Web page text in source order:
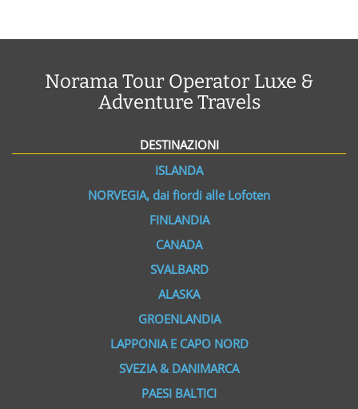
Norama Tour Operator Luxe &
Adventure Travels
DESTINAZIONI
ISLANDA
NORVEGIA, dai fiordi alle Lofoten
FINLANDIA
CANADA
SVALBARD
ALASKA
GROENLANDIA
LAPPONIA E CAPO NORD
SVEZIA & DANIMARCA
PAESI BALTICI